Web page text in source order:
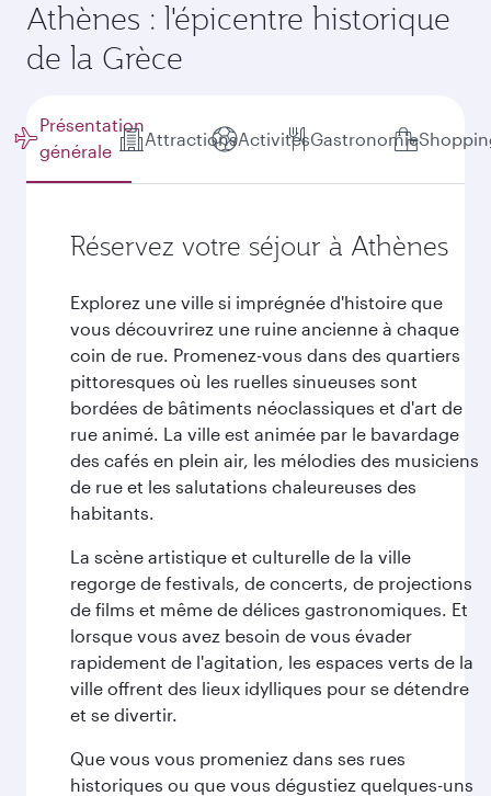
Athènes : l'épicentre historique
de la Grèce
Présentation
générale
AttractionsActivitésGastronomie
Réservez votre séjour à Athènes
Explorez une ville si imprégnée d'histoire que
vous découvrirez une ruine ancienne à chaque
coin de rue. Promenez-vous dans des quartiers
pittoresques où les ruelles sinueuses sont
bordées de bâtiments néoclassiques et d'art de
rue animé. La ville est animée par le bavardage
des cafés en plein air, les mélodies des musiciens
de rue et les salutations chaleureuses des
habitants.
La scène artistique et culturelle de la ville
regorge de festivals, de concerts, de projections
de films et même de délices gastronomiques. Et
lorsque vous avez besoin de vous évader
rapidement de l'agitation, les espaces verts de la
ville offrent des lieux idylliques pour se détendre
et se divertir.
Que vous vous promeniez dans ses rues
historiques ou que vous dégustiez quelques-uns